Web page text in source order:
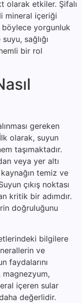
olarak etkiler. Şifalı
mineral içeriği
yorgunluk
sağlığı
bir rol
gereken
olarak, suyun
taşımaktadır.
veya yer altı
temiz ve
çıkış noktası
kritik bir adımdır.
doğruluğunu
bilgilere
ve
faydalarını
magnezyum,
içeren sular
değerlidir.